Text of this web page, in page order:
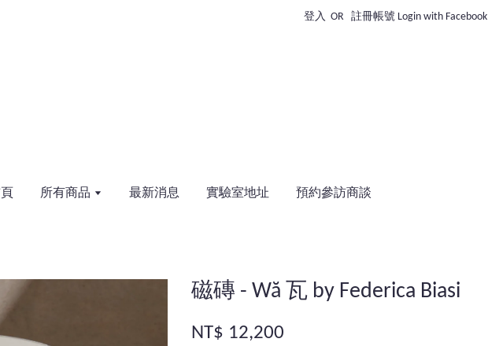
登入 OR 註冊帳號 Login with Facebook
所有商品 最新消息 實驗室地址 預約參訪商談
磁磚 - Wă 瓦 by Federica Biasi
NT$ 12,200